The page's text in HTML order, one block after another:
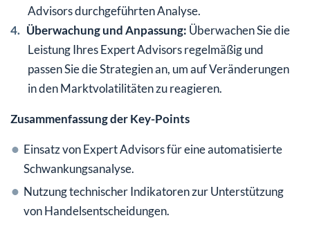
Advisors durchgeführten Analyse.
Überwachung und Anpassung: Überwachen Sie die
Leistung Ihres Expert Advisors regelmäßig und
passen Sie die Strategien an, um auf Veränderungen
in den Marktvolatilitäten zu reagieren.
Zusammenfassung der Key-Points
Einsatz von Expert Advisors für eine automatisierte
Schwankungsanalyse.
Nutzung technischer Indikatoren zur Unterstützung
von Handelsentscheidungen.